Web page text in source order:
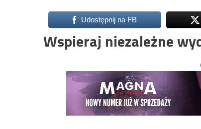
Udostępnij na FB
Wspieraj niezależne